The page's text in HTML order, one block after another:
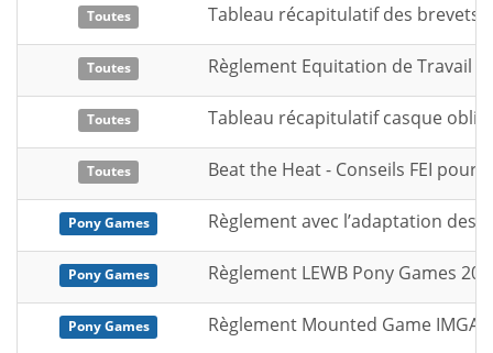
Toutes Tableau récapitulatif des brevets
Toutes Règlement Equitation de Travail
Toutes Tableau récapitulatif casque
Toutes Beat the Heat - Conseils FEI pour
Pony Games Règlement avec l’adaptation des
Pony Games Règlement LEWB Pony Games
Pony Games Règlement Mounted Game IMGA